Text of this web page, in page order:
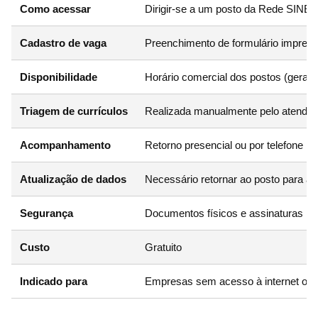
Como acessar Dirigir-se a um posto da Rede SINE
Cadastro de vaga Preenchimento de formulário
Disponibilidade Horário comercial dos postos
Triagem de currículos Realizada manualmente pelo
Acompanhamento Retorno presencial ou por telefone
Atualização de dados Necessário retornar ao posto para
Segurança Documentos físicos e assinaturas
Custo Gratuito
Indicado para Empresas sem acesso à internet ou